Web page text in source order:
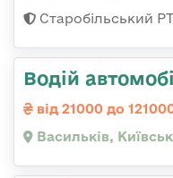
Старобільський
Водій
від 21000 до
Васильків,